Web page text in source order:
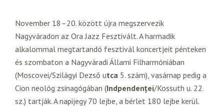
November 18–20. között újra megszervezik
Nagyváradon az Ora Jazz Fesztivált. A harmadik
alkalommal megtartandó fesztivál koncertjeit pénteken
és szombaton a Nagyváradi Állami Filharmóniában
(Moscovei/Szilágyi Dezső utca 5. szám), vasárnap pedig a
Cion neológ zsinagógában (Indpendenţei/Kossuth u. 22.
sz.) tartják. A napijegy 70 lejbe, a bérlet 180 lejbe kerül.